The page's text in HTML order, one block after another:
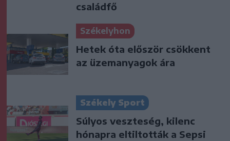
családfő
Székelyhon
Hetek óta először csökkent
az üzemanyagok ára
Székely Sport
Súlyos veszteség, kilenc
hónapra eltiltották a Sepsi